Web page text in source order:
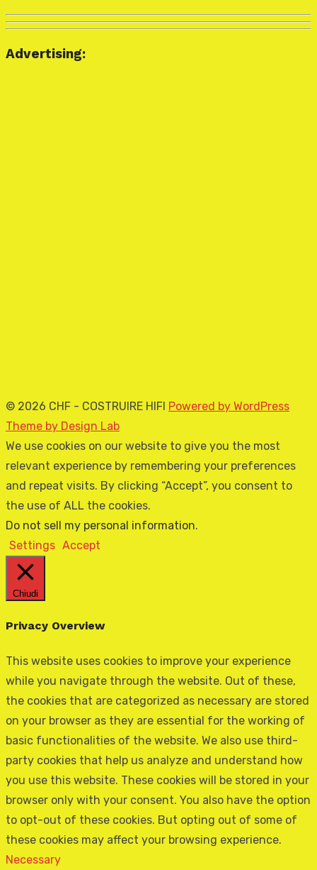
Advertising:
© 2026 CHF - COSTRUIRE HIFI Powered by WordPress
Theme by Design Lab
We use cookies on our website to give you the most
relevant experience by remembering your preferences
and repeat visits. By clicking “Accept”, you consent to
the use of ALL the cookies.
Do not sell my personal information.
Settings Accept
Chiudi
Privacy Overview
This website uses cookies to improve your experience
while you navigate through the website. Out of these,
the cookies that are categorized as necessary are stored
on your browser as they are essential for the working of
basic functionalities of the website. We also use third-
party cookies that help us analyze and understand how
you use this website. These cookies will be stored in your
browser only with your consent. You also have the option
to opt-out of these cookies. But opting out of some of
these cookies may affect your browsing experience.
Necessary